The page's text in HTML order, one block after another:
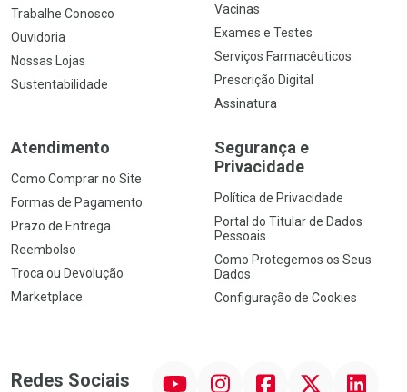
Trabalhe Conosco
Ouvidoria
Nossas Lojas
Sustentabilidade
Vacinas
Exames e Testes
Serviços Farmacêuticos
Prescrição Digital
Assinatura
Atendimento
Como Comprar no Site
Formas de Pagamento
Prazo de Entrega
Reembolso
Troca ou Devolução
Marketplace
Segurança e
Privacidade
Política de Privacidade
Portal do Titular de Dados
Pessoais
Como Protegemos os Seus
Dados
Configuração de Cookies
Redes Sociais InstagramFacebook Linkedin